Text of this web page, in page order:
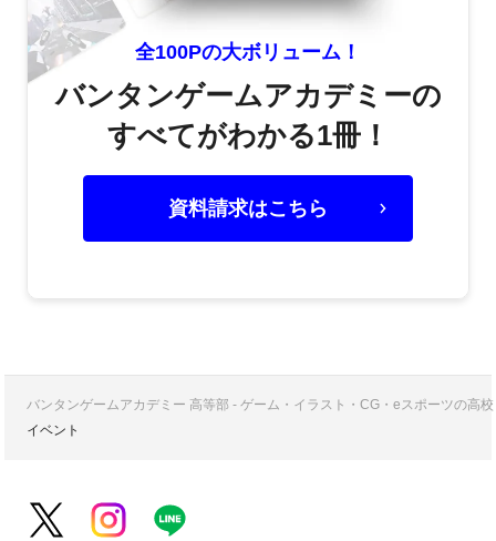
全100Pの大ボリューム！
バンタンゲームアカデミーの
すべてがわかる1冊！
資料請求はこちら
バンタンゲームアカデミー 高等部 - ゲーム・イラスト・CG・eスポーツの高
イベント